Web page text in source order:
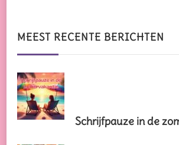
iets?
MEEST RECENTE BERICHTEN
Schrijfpauze in de